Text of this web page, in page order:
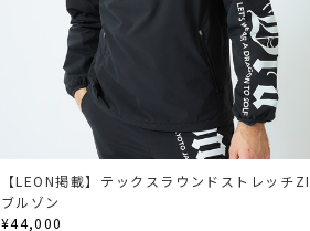
【LEON掲載】テックスラウンドストレッチ
ブルゾン
¥44,000